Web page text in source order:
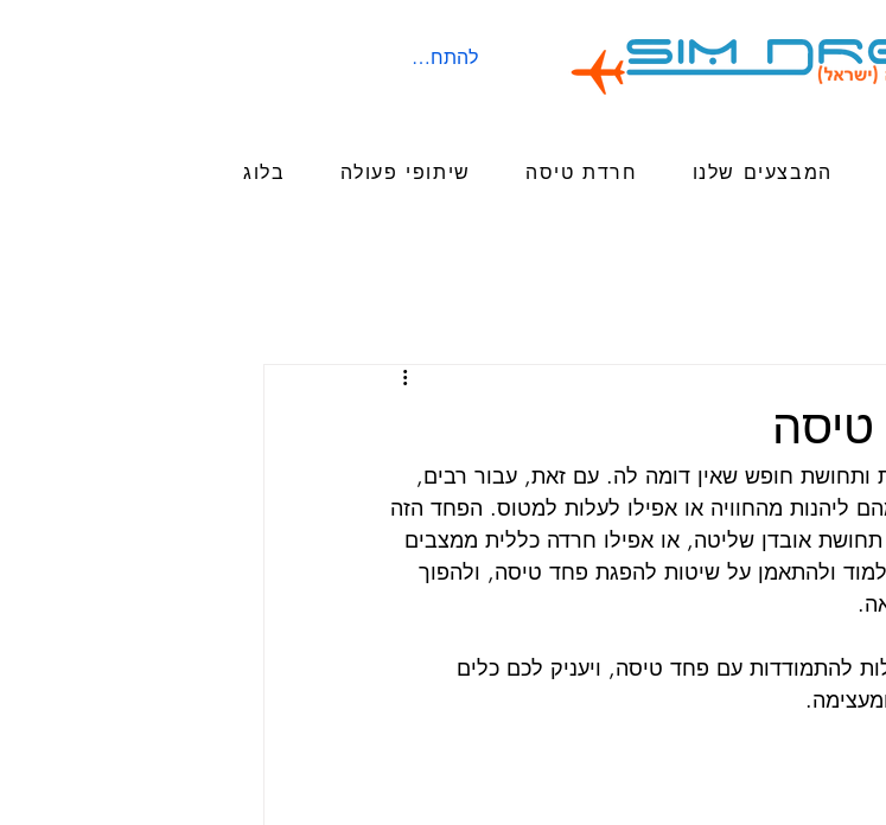
להתחברות
המבצעים שלנו חרדת טיסה שיתופי פעולה בלוג
חופש שאין דומה לה. עם זאת, עבור רבים,
ליהנות מהחוויה או אפילו לעלות למטוס. הפחד הזה
תחושת אובדן שליטה, או אפילו חרדה כללית ממצבים
ולהתאמן על שיטות להפגת פחד טיסה, ולהפוך
להתמודדות עם פחד טיסה, ויעניק לכם כלים